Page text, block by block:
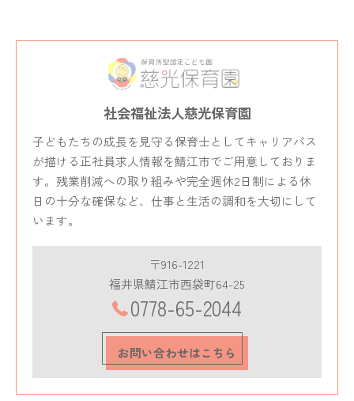
社会福祉法人慈光保育園
子どもたちの成長を見守る保育士としてキャリアパス
が描ける正社員求人情報を鯖江市でご用意しておりま
す。残業削減への取り組みや完全週休2日制による休
日の十分な確保など、仕事と生活の調和を大切にして
います。
〒916-1221
福井県鯖江市西袋町64-25
0778-65-2044
お問い合わせはこちら